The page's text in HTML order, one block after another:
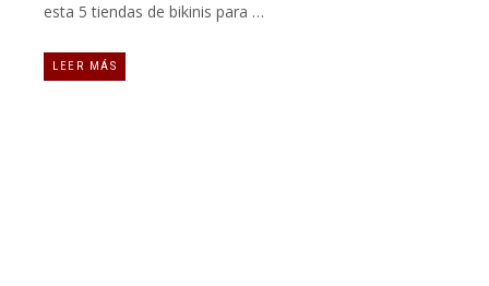
esta 5 tiendas de bikinis para …
LEER MÁS